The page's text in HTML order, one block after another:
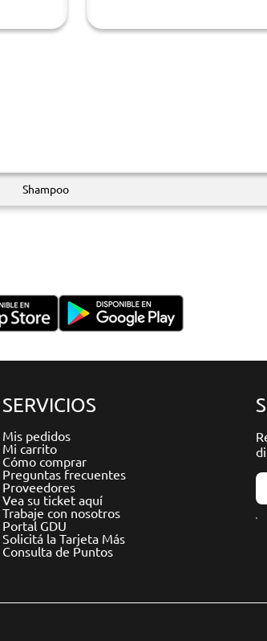
Shampoo
SERVICIOS
Mis pedidos
Mi carrito
Cómo comprar
Preguntas frecuentes
Proveedores
Vea su ticket aquí
Trabaje con nosotros
Portal GDU
Solicitá la Tarjeta Más
Consulta de Puntos